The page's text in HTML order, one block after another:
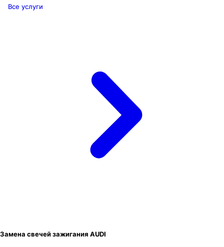
Все услуги
Замена свечей зажигания AUDI